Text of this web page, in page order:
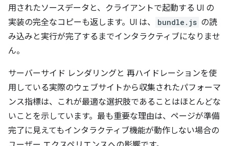
用されたソースデータと、クライアントで起動する UI の
実装の完全なコピーも返します。UI は、
bundle.js の読
み込みと実行が完了するまでインタラクティブになりませ
ん。
サーバーサイド レンダリングと 再ハイドレーションを使
用している実際のウェブサイトから収集されたパフォーマ
ンス指標は、これが最適な選択肢であることはほとんどな
いことを示しています。最も重要な理由は、ページが準備
完了に見えてもインタラクティブ機能が動作しない場合の